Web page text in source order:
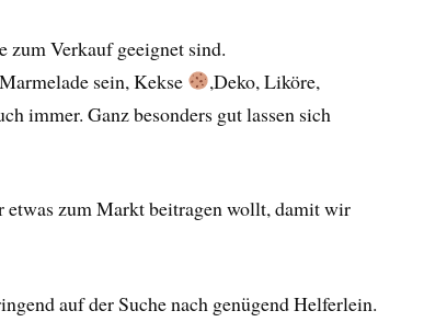
zum Verkauf geeignet sind.
sein, Kekse
,Deko, Liköre,
immer. Ganz besonders gut lassen sich
etwas zum Markt beitragen wollt, damit wir
auf der Suche nach genügend Helferlein.